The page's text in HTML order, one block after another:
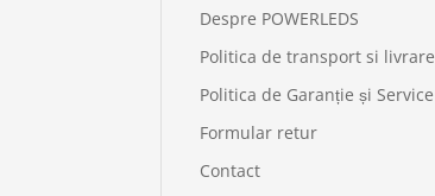
Despre POWERLEDS
Politica de transport si livrare
Politica de Garanție și Service
Formular retur
Contact